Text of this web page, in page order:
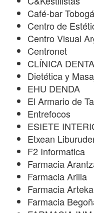
Café-bar
Centro de
Centro Visual
Centronet
CLÍNICA
Dietética y
EHU DENDA
El Armario de
Entrefocos
ESIETE
Etxean
F2 Informatica
Farmacia
Farmacia Arilla
Farmacia
Farmacia